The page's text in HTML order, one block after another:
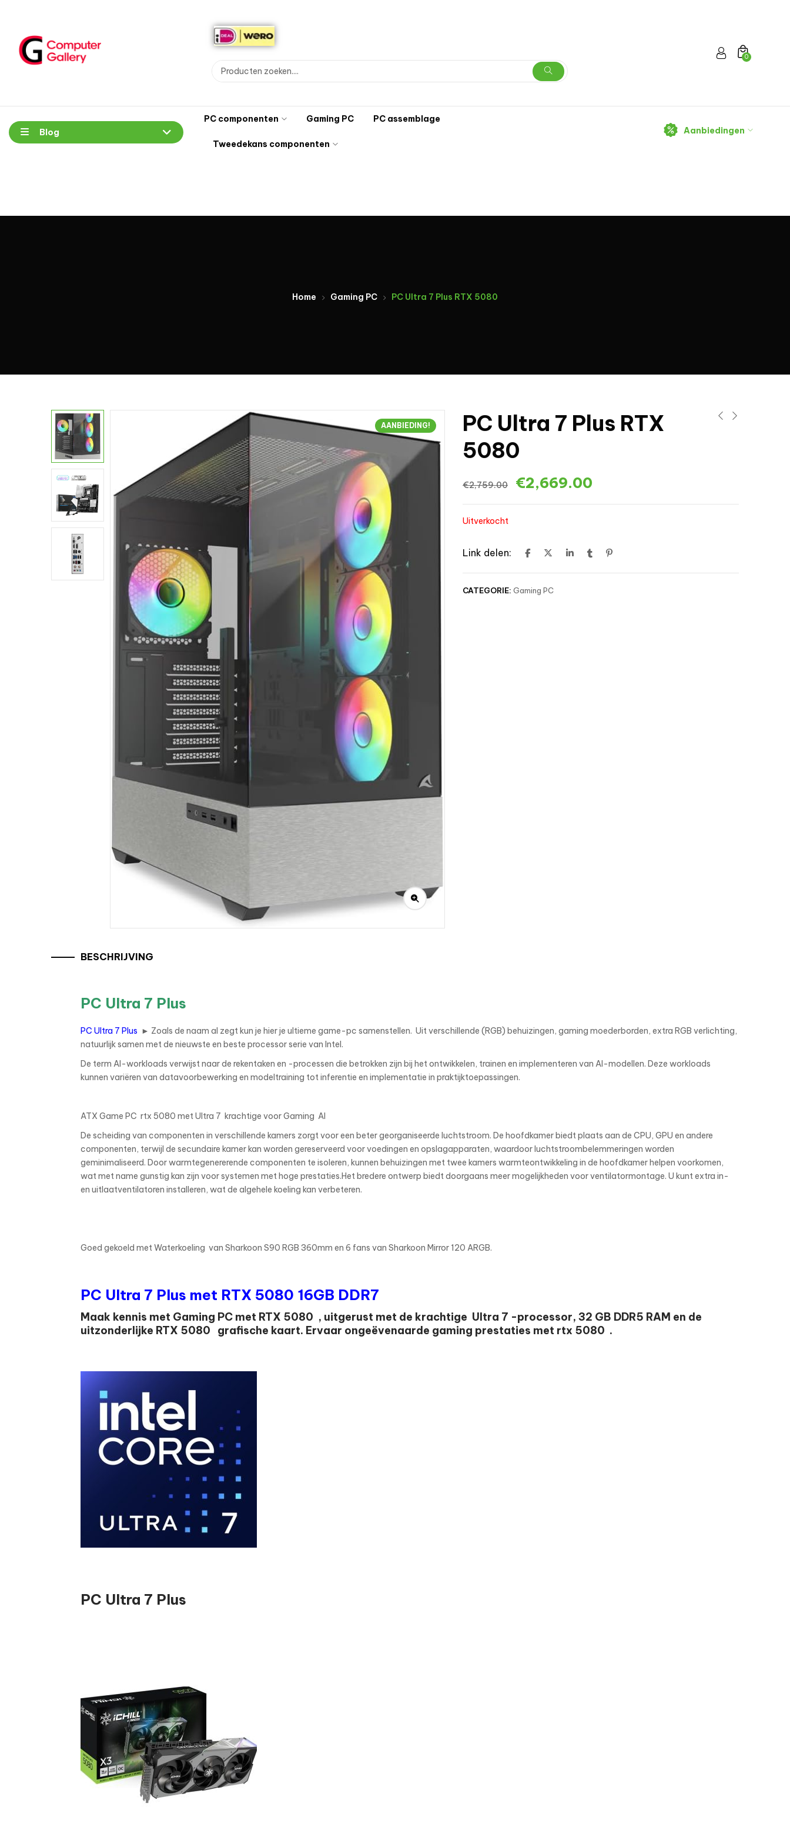
0
Blog
PC componenten Gaming PC PC assemblage
Tweedekans componenten
Aanbiedingen
Home Gaming PC PC Ultra 7 Plus RTX 5080
AANBIEDING!
PC Ultra 7 Plus RTX
5080
€2,759.00 €2,669.00
Uitverkocht
Link delen:
CATEGORIE: Gaming PC
BESCHRIJVING
PC Ultra 7 Plus
PC Ultra 7 Plus ► Zoals de naam al zegt kun je hier je ultieme game-pc samenstellen. Uit verschillende (RGB) behuizingen, gaming moederborden, extra RGB verlichting,
natuurlijk samen met de nieuwste en beste processor serie van Intel.
De term AI-workloads verwijst naar de rekentaken en -processen die betrokken zijn bij het ontwikkelen, trainen en implementeren van AI-modellen. Deze workloads
kunnen variëren van datavoorbewerking en modeltraining tot inferentie en implementatie in praktijktoepassingen.
ATX Game PC rtx 5080 met Ultra 7 krachtige voor Gaming AI
De scheiding van componenten in verschillende kamers zorgt voor een beter georganiseerde luchtstroom. De hoofdkamer biedt plaats aan de CPU, GPU en andere
componenten, terwijl de secundaire kamer kan worden gereserveerd voor voedingen en opslagapparaten, waardoor luchtstroombelemmeringen worden
geminimaliseerd. Door warmtegenererende componenten te isoleren, kunnen behuizingen met twee kamers warmteontwikkeling in de hoofdkamer helpen voorkomen,
wat met name gunstig kan zijn voor systemen met hoge prestaties.Het bredere ontwerp biedt doorgaans meer mogelijkheden voor ventilatormontage. U kunt extra in-
en uitlaatventilatoren installeren, wat de algehele koeling kan verbeteren.
Goed gekoeld met Waterkoeling van Sharkoon S90 RGB 360mm en 6 fans van Sharkoon Mirror 120 ARGB.
PC Ultra 7 Plus met RTX 5080 16GB DDR7
Maak kennis met Gaming PC met RTX 5080 , uitgerust met de krachtige Ultra 7 -processor, 32 GB DDR5 RAM en de
uitzonderlijke RTX 5080 grafische kaart. Ervaar ongeëvenaarde gaming prestaties met rtx 5080 .
PC Ultra 7 Plus